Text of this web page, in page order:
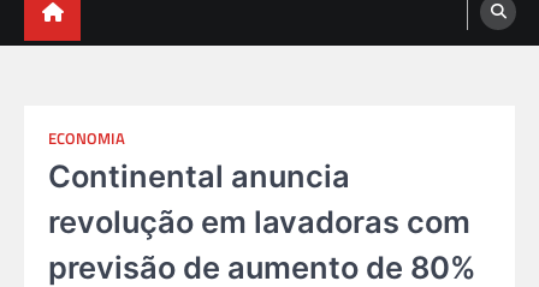
ECONOMIA
Continental anuncia
revolução em lavadoras com
previsão de aumento de 80%